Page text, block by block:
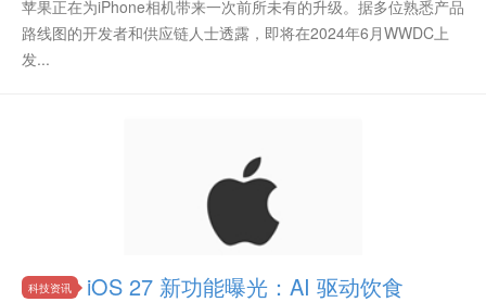
苹果正在为iPhone相机带来一次前所未有的升级。据多位熟悉产品
路线图的开发者和供应链人士透露，即将在2024年6月WWDC上
发...
科技资讯
iOS 27 新功能曝光：AI 驱动饮食